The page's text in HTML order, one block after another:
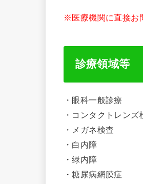
※医療機関に直接お
診療領域等
・眼科一般診療
・コンタクトレンズ
・メガネ検査
・白内障
・緑内障
・糖尿病網膜症